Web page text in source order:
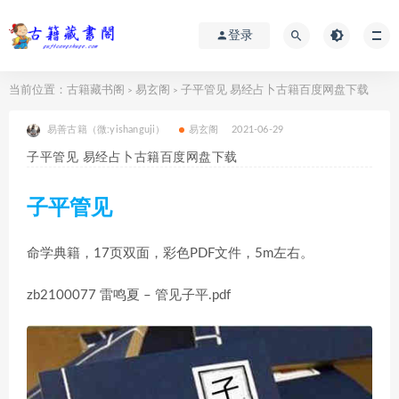
登录
当前位置： 古籍藏书阁 > 易玄阁 > 子平管见 易经占卜古籍百度网盘下载
易善古籍（微:yishanguji） 易玄阁 2021-06-29
子平管见 易经占卜古籍百度网盘下载
子平管见
命学典籍，17页双面，彩色PDF文件，5m左右。
zb2100077 雷鸣夏 – 管见子平.pdf